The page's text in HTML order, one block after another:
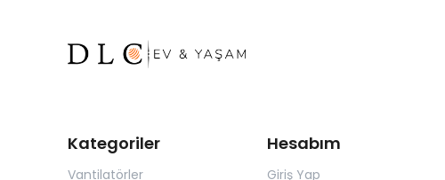
Kategoriler
Vantilatörler
Hesabım
Giriş Yap